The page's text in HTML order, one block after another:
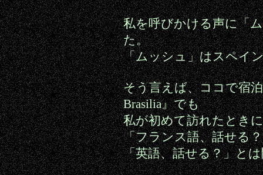
私を呼びかける声に「
た。
「ムッシュ」はスペイ
そう言えば、ココで宿
Brasilia』でも
私が初めて訪れたとき
「フランス語、話せる
「英語、話せる？」と